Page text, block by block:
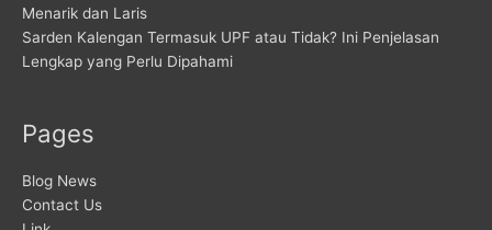
Menarik dan Laris
Sarden Kalengan Termasuk UPF atau Tidak? Ini Penjelasan
Lengkap yang Perlu Dipahami
Pages
Blog News
Contact Us